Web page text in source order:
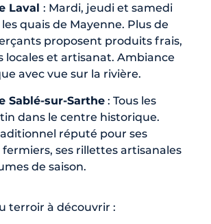
Laval : Mardi, jeudi et samedi
quais de Mayenne. Plus de
proposent produits frais,
locales et artisanat. Ambiance
avec vue sur la rivière.
Sablé-sur-Sarthe : Tous les
dans le centre historique.
réputé pour ses
ses rillettes artisanales
de saison.
terroir à découvrir :